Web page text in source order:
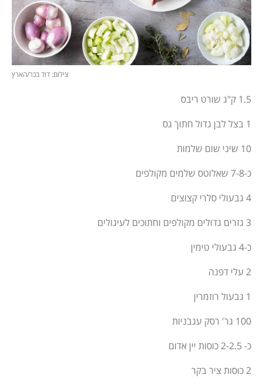
צילום: דוד בכר/הארץ
1.5 ק"ג שורט ריבס
1 בצל לבן גדול חתוך גס
10 שיני שום שלמות
כ-7-8 שאלוטס שלמים מקולפים
4 גבעולי סלרי קצוצים
3 גזרים גדולים מקולפים וחתוכים לעיגולים
כ-4 גבעולי טימין
2 עלי דפנה
1 גבעול רוזמרין
100 גר' רסק עגבניות
כ- 2-2.5 כוסות יין אדום
2 כוסות ציר בקר